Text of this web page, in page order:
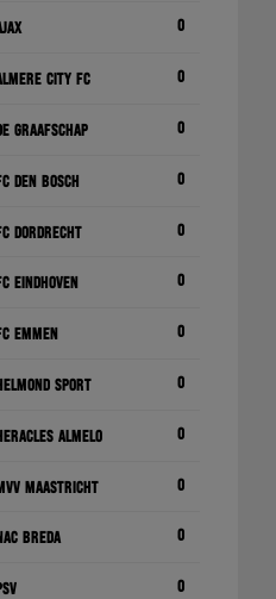
0
City FC 0
Graafschap 0
Den Bosch 0
Dordrecht 0
Eindhoven 0
Emmen 0
Sport 0
Almelo 0
Maastricht 0
Breda 0
0